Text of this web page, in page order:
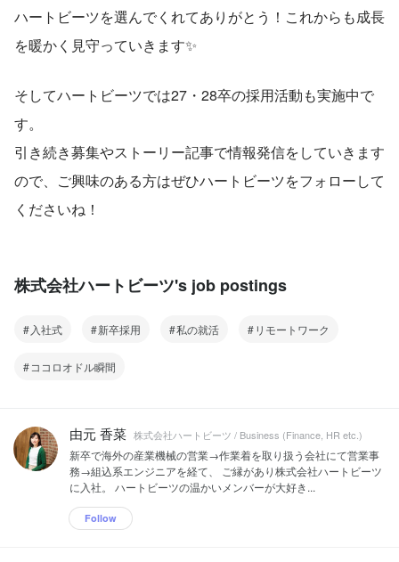
ハートビーツを選んでくれてありがとう！これからも成長
を暖かく見守っていきます✨
そしてハートビーツでは27・28卒の採用活動も実施中で
す。
引き続き募集やストーリー記事で情報発信をしていきます
ので、ご興味のある方はぜひハートビーツをフォローして
くださいね！
株式会社ハートビーツ's job postings
入社式 新卒採用 私の就活 リモートワーク
ココロオドル瞬間
由元 香菜 株式会社ハートビーツ / Business (Finance, HR etc.)
新卒で海外の産業機械の営業→作業着を取り扱う会社にて営業事
務→組込系エンジニアを経て、 ご縁があり株式会社ハートビーツ
に入社。 ハートビーツの温かいメンバーが大好き...
Follow